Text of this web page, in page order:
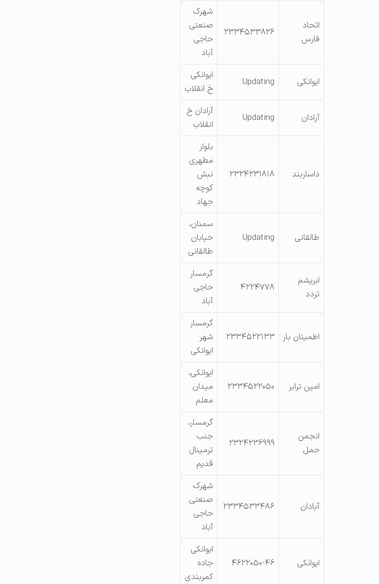
اتحاد
فارس
۲۳۳۴۵۳۳۸۲۶
شهرک
صنعتی
حاجی
آباد
ایوانکی Updating
ایوانکی
خ انقلاب
آرادان Updating
آرادان خ
انقلاب
داساربند ۲۳۲۴۲۳۱۸۱۸
بلوار
مطهری
نبش
کوچه
جهاد
طالقانی Updating
سمنان،
خیابان
طالقانی
ابریشم
تردد
۴۲۲۴۷۷۸
گرمسار
حاجی
آباد
اطمینان بار ۲۳۳۴۵۲۲۱۳۳
گرمسار
شهر
ایوانکی
امین ترابر ۲۳۳۴۵۲۲۰۵۰
ایوانکی،
میدان
معلم
انجمن
حمل
۲۳۲۴۲۳۶۹۹۹
گرمسار،
جنب
ترمینال
قدیم
آبادان ۲۳۳۴۵۳۳۴۸۶
شهرک
صنعتی
حاجی
آباد
ایوانکی ۴۶۲۲۰۵۰-۴۶
ایوانکی
جاده
کمربندی